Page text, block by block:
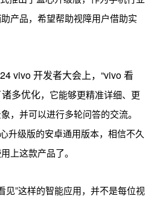
产品，希望帮助视障用户借助实
vivo 开发者大会上，“vivo 看
多优化，它能够更精准详细、更
，并可以进行多轮问答的交流。
升级版的安卓通用版本，相信不久
上这款产品了。
见”这样的智能应用，并不是每位视